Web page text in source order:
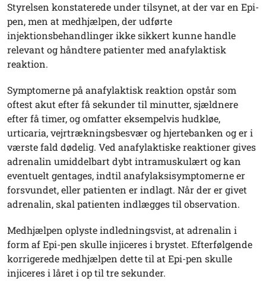
Styrelsen konstaterede under tilsynet, at der var en Epi-
pen, men at medhjælpen, der udførte
injektionsbehandlinger ikke sikkert kunne handle
relevant og håndtere patienter med anafylaktisk
reaktion.
Symptomerne på anafylaktisk reaktion opstår som
oftest akut efter få sekunder til minutter, sjældnere
efter få timer, og omfatter eksempelvis hudkløe,
urticaria, vejrtrækningsbesvær og hjertebanken og er i
værste fald dødelig. Ved anafylaktiske reaktioner gives
adrenalin umiddelbart dybt intramuskulært og kan
eventuelt gentages, indtil anafylaksisymptomerne er
forsvundet, eller patienten er indlagt. Når der er givet
adrenalin, skal patienten indlægges til observation.
Medhjælpen oplyste indledningsvist, at adrenalin i
form af Epi-pen skulle injiceres i brystet. Efterfølgende
korrigerede medhjælpen dette til at Epi-pen skulle
injiceres i låret i op til tre sekunder.